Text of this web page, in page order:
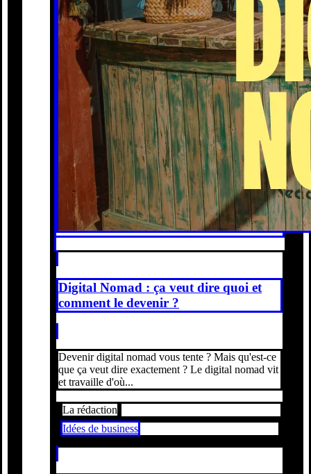
Digital Nomad : ça veut dire quoi et
comment le devenir ?
Devenir digital nomad vous tente ? Mais qu'est-ce
que ça veut dire exactement ? Le digital nomad vit
et travaille d'où...
La rédaction
Idées de business